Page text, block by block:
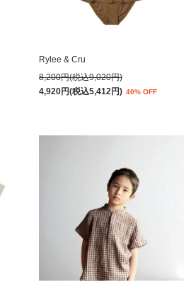
Rylee & Cru
8,200円(税込9,020円)
4,920円(税込5,412円) 40% OFF